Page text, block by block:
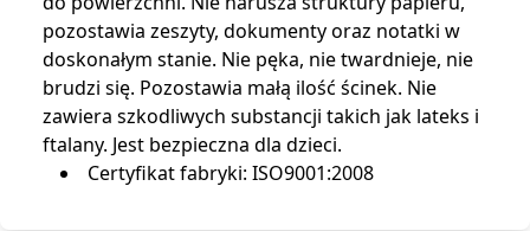
pozostawia zeszyty, dokumenty oraz notatki w
doskonałym stanie. Nie pęka, nie twardnieje, nie
brudzi się. Pozostawia małą ilość ścinek. Nie
zawiera szkodliwych substancji takich jak lateks i
ftalany. Jest bezpieczna dla dzieci.
Certyfikat fabryki: ISO9001:2008